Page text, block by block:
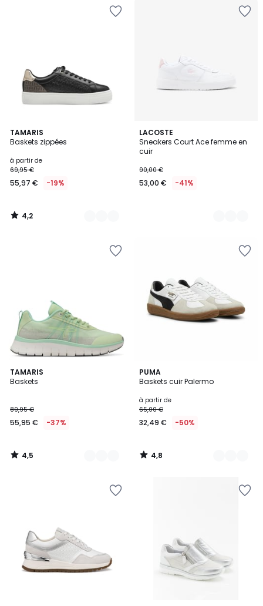
TAMARIS
Baskets zippées
à partir de
69,95 €
55,97 € -19%
4,2
/ 5
2
Couleurs
4,2
/
LACOSTE
Sneakers Court Ace femme en
cuir
90,00 €
53,00 € -41%
2
Couleurs
TAMARIS
Baskets
89,95 €
55,95 € -37%
4,5
/ 5
2
Couleurs
4,5
/
PUMA
Baskets cuir Palermo
à partir de
65,00 €
32,49 € -50%
4,8
/ 5
4
Couleurs
4,8
/